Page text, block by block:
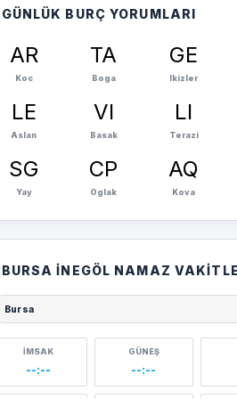
GÜNLÜK BURÇ YORUMLARI
AR
Koc
TA
Boga
GE
Ikizler
LE
Aslan
VI
Basak
LI
Terazi
SG
Yay
CP
Oglak
AQ
Kova
BURSA İNEGÖL NAMAZ
seçin
İMSAK
--:--
GÜNEŞ
--:--